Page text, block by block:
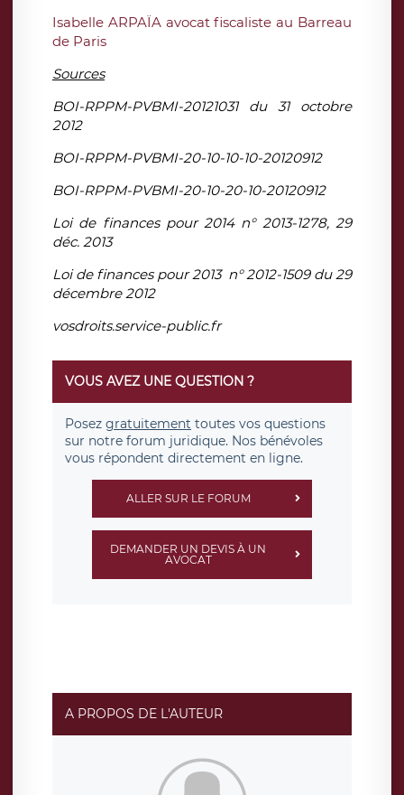
Isabelle ARPAÏA avocat fiscaliste au Barreau
de Paris
Sources
BOI-RPPM-PVBMI-20121031 du 31 octobre
2012
BOI-RPPM-PVBMI-20-10-10-10-20120912
BOI-RPPM-PVBMI-20-10-20-10-20120912
Loi de finances pour 2014 n° 2013-1278, 29
déc. 2013
Loi de finances pour 2013n° 2012-1509 du 29
décembre 2012
vosdroits.service-public.fr
VOUS AVEZ UNE QUESTION ?
Posez gratuitement toutes vos questions
sur notre forum juridique. Nos bénévoles
vous répondent directement en ligne.
ALLER SUR LE FORUM
DEMANDER UN DEVIS À UN
AVOCAT
A PROPOS DE L'AUTEUR